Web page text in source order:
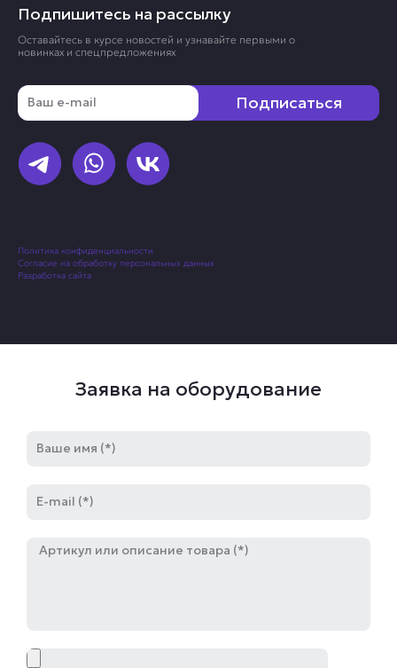
Подпишитесь на рассылку
Оставайтесь в курсе новостей и узнавайте первыми о
новинках и спецпредложениях
Email
Подписаться
Политика конфиденциальности
Согласие на обработку персональных данных
Разработка сайта
Заявка на оборудование
mail
Артикул
Файл